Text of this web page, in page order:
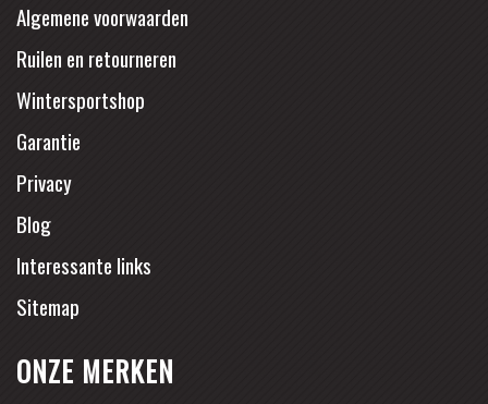
Algemene voorwaarden
Ruilen en retourneren
Wintersportshop
Garantie
Privacy
Blog
Interessante links
Sitemap
ONZE MERKEN